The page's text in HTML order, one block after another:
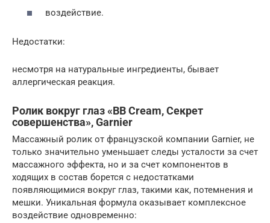
воздействие.
Недостатки:
несмотря на натуральные ингредиенты, бывает
аллергическая реакция.
Ролик вокруг глаз «BB Cream, Секрет
совершенства», Garnier
Массажный ролик от французской компании Garnier, не
только значительно уменьшает следы усталости за счет
массажного эффекта, но и за счет компонентов в
ходящих в состав борется с недостатками
появляющимися вокруг глаз, такими как, потемнения и
мешки. Уникальная формула оказывает комплексное
воздействие одновременно: